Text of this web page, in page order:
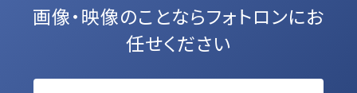
画像・映像のことならフォトロンにお
任せください